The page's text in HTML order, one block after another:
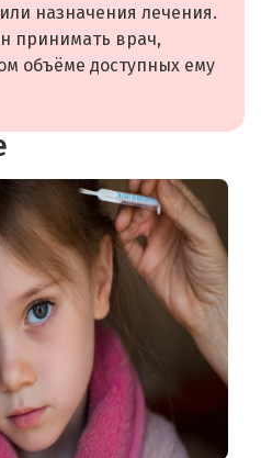
назначения лечения.
принимать врач,
объёме доступных ему